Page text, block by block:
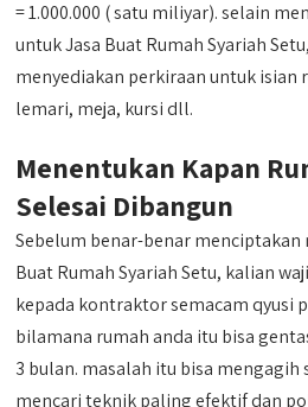
= 1.000.000 ( satu miliyar). selain
untuk Jasa Buat Rumah Syariah
menyediakan perkiraan untuk isian
lemari, meja, kursi dll.
Menentukan Kapan
Selesai Dibangun
Sebelum benar-benar menciptakan
Buat Rumah Syariah Setu, kalian
kepada kontraktor semacam qyusi
bilamana rumah anda itu bisa
3 bulan. masalah itu bisa
mencari teknik paling efektif dan